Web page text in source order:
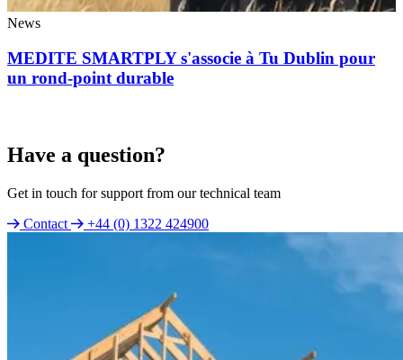
News
MEDITE SMARTPLY s'associe à Tu Dublin pour
un rond-point durable
Have a question?
Get in touch for support from our technical team
Contact
+44 (0) 1322 424900